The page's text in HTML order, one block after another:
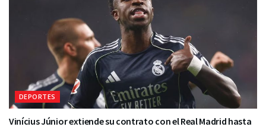
DEPORTES
Vinícius Júnior extiende su contrato con el Real Madrid hasta